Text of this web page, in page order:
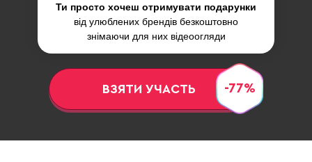
ВЗЯТИ УЧАСТЬ -77%
Ти просто хочеш отримувати подарунки
від улюблених брендів безкоштовно
знімаючи для них відеоогляди